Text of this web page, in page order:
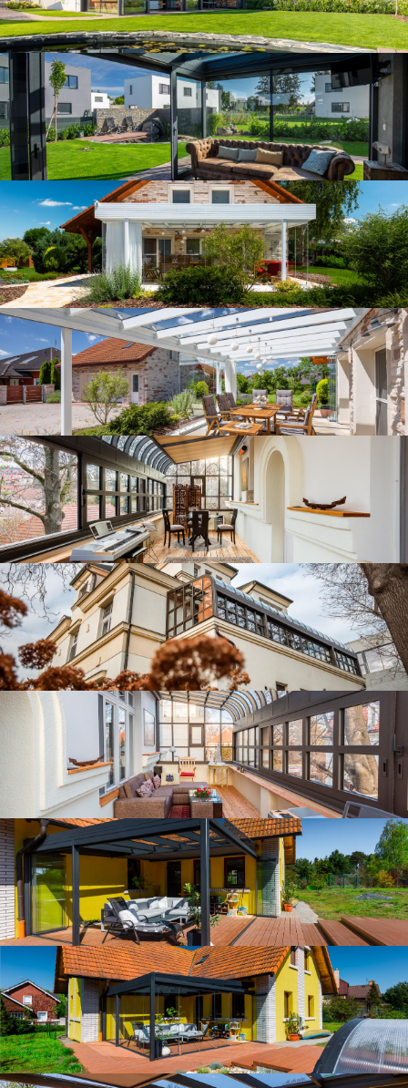
Zastřešená terasa v létě
Pohled do zastřešené terasy
Atypická zimní zahrada v Praze
Atypická zimní zahrada v Praze
Atypická zimní zahrada v Praze
Zastřešená terasa na jaře
Zastřešená terasa na jaře
Výhled ze zastřešené terasy do zeleně
Zastřešená terasa na přelomu jara